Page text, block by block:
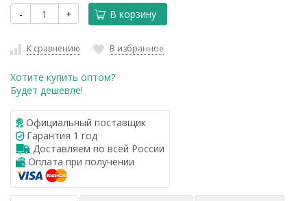
- + В корзину
К сравнению В избранное
Хотите купить оптом?
Будет дешевле!
Официальный поставщик
Гарантия 1 год
Доставляем по всей России
Оплата при получении